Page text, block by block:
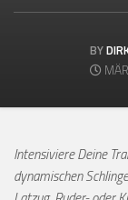
BY
Intensiviere Deine
dynamischen